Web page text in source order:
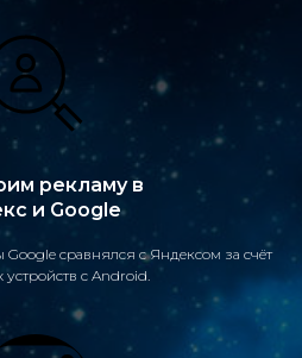
рекламу в
и Google
сравнялся с Яндексом за счёт
с Android.